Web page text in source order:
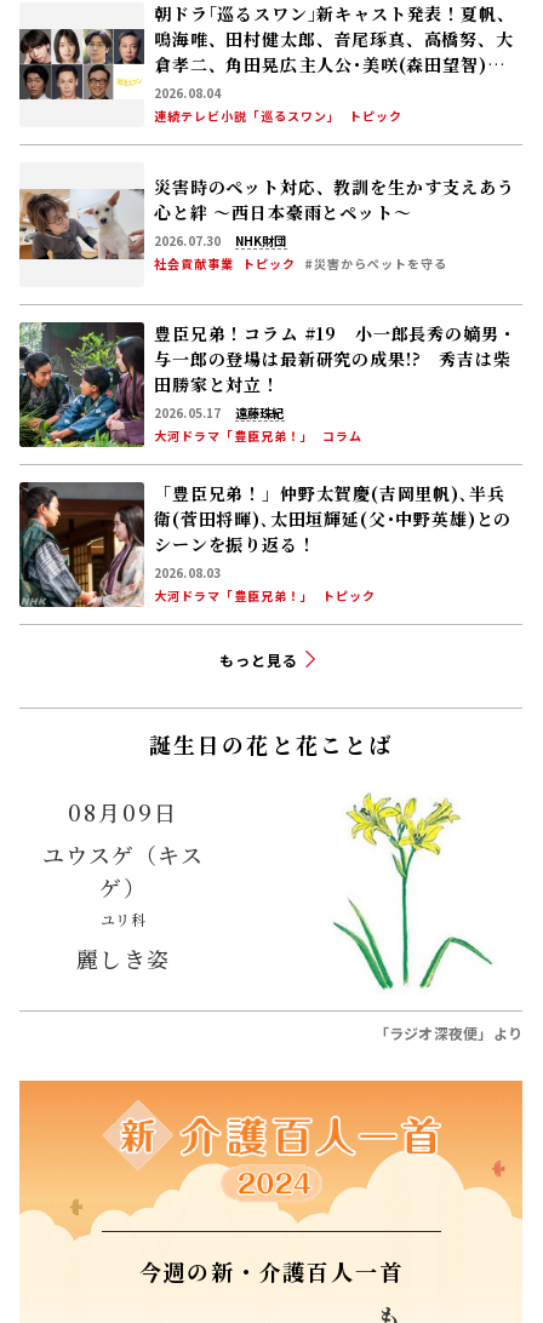
朝ドラ｢巡るスワン｣新キャスト発表！夏帆、
鳴海唯、田村健太郎、音尾琢真、高橋努、大
倉孝二、角田晃広――主人公･美咲(森田望智)が
交流する警察署の人々 2027年度前期放送
2026.08.04
連続テレビ小説「巡るスワン」
トピック
災害時のペット対応、教訓を生かす――支えあう
心と絆 〜西日本豪雨とペット〜
2026.07.30
NHK財団
社会貢献事業
トピック #災害からペットを守る
豊臣兄弟！コラム #19 小一郎長秀の嫡男・
与一郎の登場は最新研究の成果!? 秀吉は柴
田勝家と対立！
2026.05.17
遠藤珠紀
大河ドラマ「豊臣兄弟！」
コラム
「豊臣兄弟！」仲野太賀――慶(吉岡里帆)､半兵
衛(菅田将暉)､太田垣輝延(父･中野英雄)との
シーンを振り返る！
2026.08.03
大河ドラマ「豊臣兄弟！」
トピック
もっと見る
誕生日の花と花ことば
08月09日
ユウスゲ（キス
ゲ）
ユリ科
麗しき姿
「ラジオ深夜便」より
今週の新・介護百人一首